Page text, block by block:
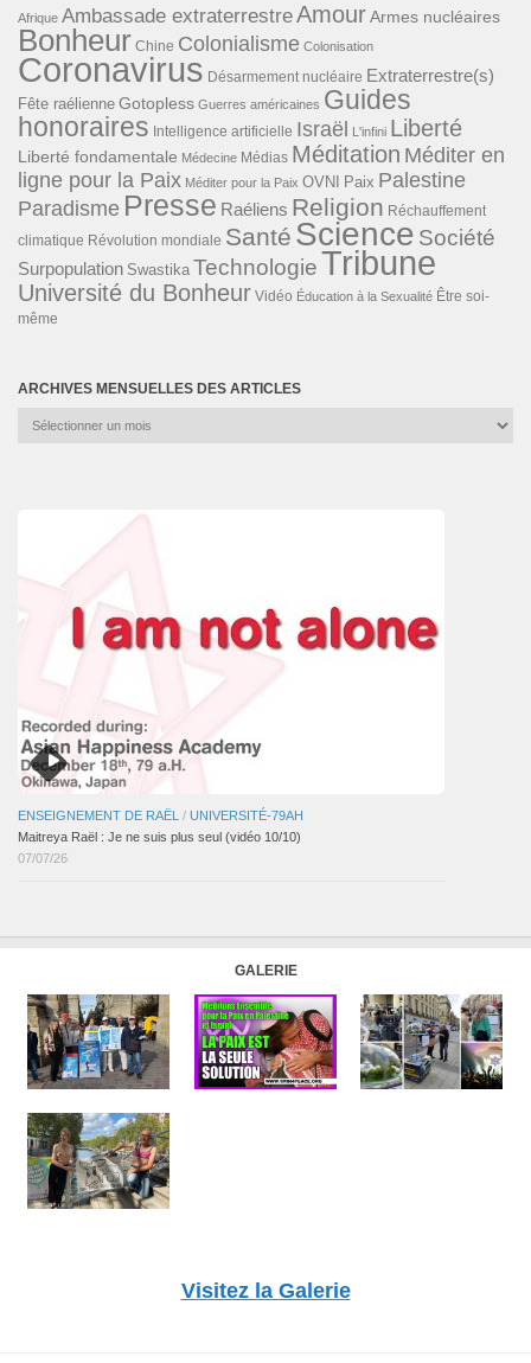
Afrique Ambassade extraterrestreAmourArmes nucléaires
Bonheur Chine Colonialisme Colonisation
Coronavirus Désarmement nucléaire Extraterrestre(s)
Fête raélienne Gotopless Guerres américaines Guides
honoraires Intelligence artificielle Israël L'infini Liberté
Liberté fondamentale Médecine Médias Méditation Méditer en
ligne pour la Paix Méditer pour la Paix OVNI Paix Palestine
Paradisme Presse Raéliens Religion Réchauffement
climatique Révolution mondiale Santé Science Société
Surpopulation Swastika TechnologieTribune
Université du Bonheur Vidéo Éducation à la Sexualité Être soi-
même
ARCHIVES MENSUELLES DES ARTICLES
Archives
ENSEIGNEMENT DE RAËL / UNIVERSITÉ-79AH
Maitreya Raël : Je ne suis plus seul (vidéo 10/10)
07/07/26
GALERIE
Visitez la Galerie